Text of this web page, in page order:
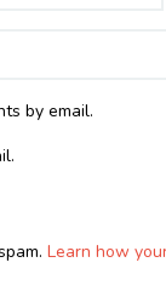
by email.
Learn how